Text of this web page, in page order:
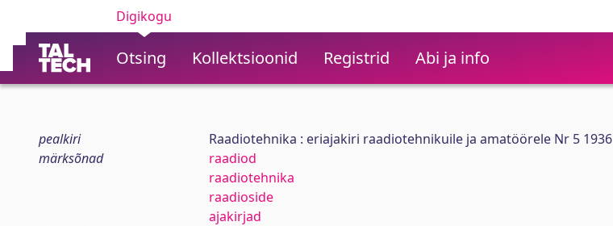
Digikogu
Otsing Kollektsioonid Registrid Abi ja info
pealkiri
Raadiotehnika : eriajakiri raadiotehnikuile ja amatöörele Nr 5 1936
märksõnad
raadiod
raadiotehnika
raadioside
ajakirjad